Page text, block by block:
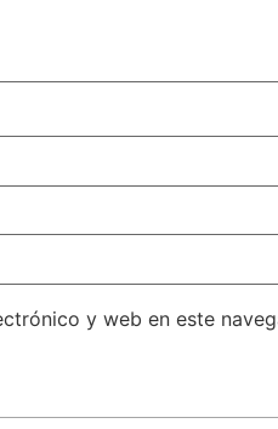
y web en este